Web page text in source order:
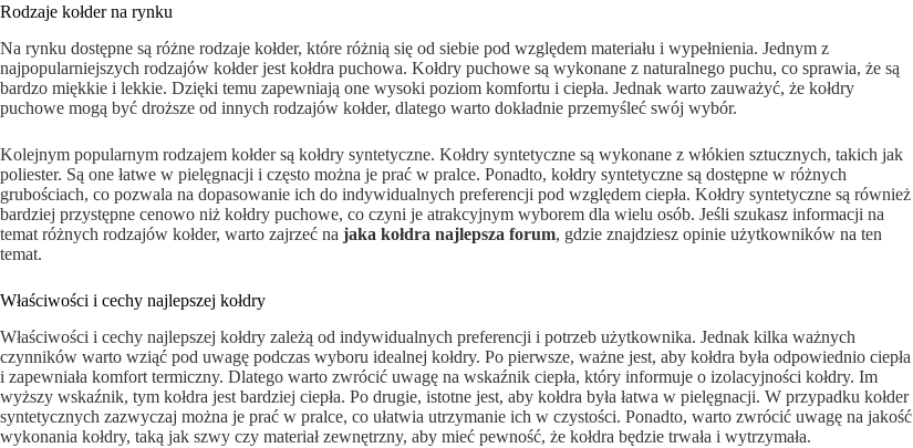
Rodzaje kołder na rynku
Na rynku dostępne są różne rodzaje kołder, które różnią się od siebie pod względem materiału i wypełnienia. Jednym z
najpopularniejszych rodzajów kołder jest kołdra puchowa. Kołdry puchowe są wykonane z naturalnego puchu, co sprawia, że są
bardzo miękkie i lekkie. Dzięki temu zapewniają one wysoki poziom komfortu i ciepła. Jednak warto zauważyć, że kołdry
puchowe mogą być droższe od innych rodzajów kołder, dlatego warto dokładnie przemyśleć swój wybór.
Kolejnym popularnym rodzajem kołder są kołdry syntetyczne. Kołdry syntetyczne są wykonane z włókien sztucznych, takich jak
poliester. Są one łatwe w pielęgnacji i często można je prać w pralce. Ponadto, kołdry syntetyczne są dostępne w różnych
grubościach, co pozwala na dopasowanie ich do indywidualnych preferencji pod względem ciepła. Kołdry syntetyczne są również
bardziej przystępne cenowo niż kołdry puchowe, co czyni je atrakcyjnym wyborem dla wielu osób. Jeśli szukasz informacji na
temat różnych rodzajów kołder, warto zajrzeć na jaka kołdra najlepsza forum, gdzie znajdziesz opinie użytkowników na ten
temat.
Właściwości i cechy najlepszej kołdry
Właściwości i cechy najlepszej kołdry zależą od indywidualnych preferencji i potrzeb użytkownika. Jednak kilka ważnych
czynników warto wziąć pod uwagę podczas wyboru idealnej kołdry. Po pierwsze, ważne jest, aby kołdra była odpowiednio ciepła
i zapewniała komfort termiczny. Dlatego warto zwrócić uwagę na wskaźnik ciepła, który informuje o izolacyjności kołdry. Im
wyższy wskaźnik, tym kołdra jest bardziej ciepła. Po drugie, istotne jest, aby kołdra była łatwa w pielęgnacji. W przypadku kołder
syntetycznych zazwyczaj można je prać w pralce, co ułatwia utrzymanie ich w czystości. Ponadto, warto zwrócić uwagę na jakość
wykonania kołdry, taką jak szwy czy materiał zewnętrzny, aby mieć pewność, że kołdra będzie trwała i wytrzymała.